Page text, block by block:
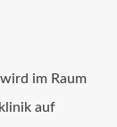
wird im Raum
auf